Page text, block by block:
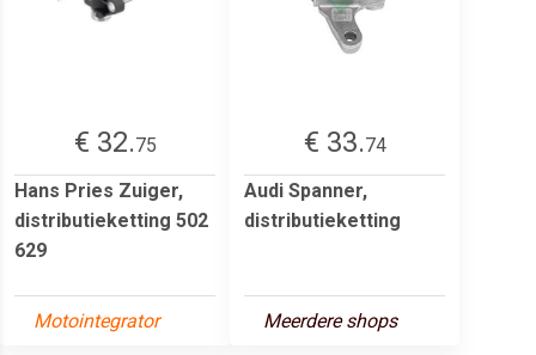
€ 32.75
Hans Pries Zuiger,
distributieketting 502
629
Motointegrator
€ 33.74
Audi Spanner,
distributieketting
Meerdere shops